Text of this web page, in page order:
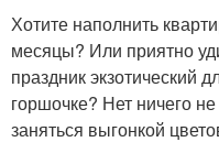
Хотите наполнить
месяцы? Или приятно
праздник экзотический
горшочке? Нет ничего
заняться выгонкой